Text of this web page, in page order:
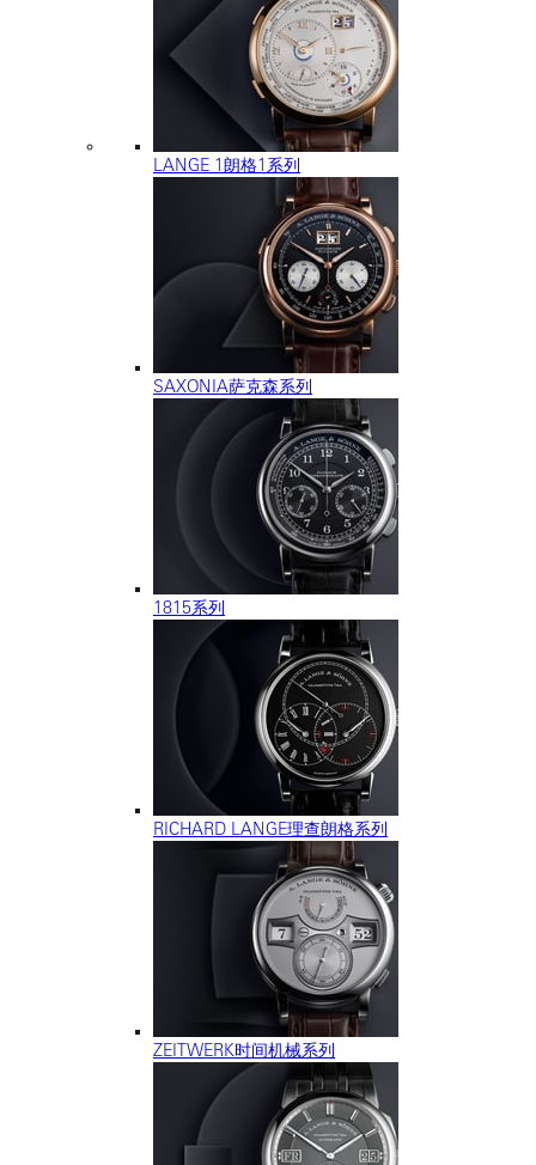
LANGE 1朗格1系列
SAXONIA萨克森系列
1815系列
RICHARD LANGE理查朗格系列
ZEITWERK时间机械系列